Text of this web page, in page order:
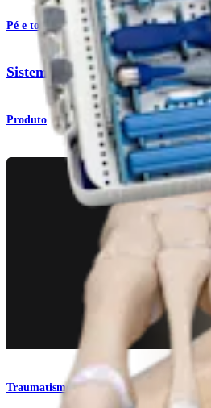
Pé e tornozelo
Sistema de titânio para fraturas
Produto
Traumatismo - Extremidades superiores